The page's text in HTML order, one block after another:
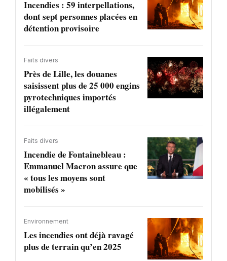
Incendies : 59 interpellations,
dont sept personnes placées en
détention provisoire
Faits divers
Près de Lille, les douanes
saisissent plus de 25 000 engins
pyrotechniques importés
illégalement
Faits divers
Incendie de Fontainebleau :
Emmanuel Macron assure que
« tous les moyens sont
mobilisés »
Environnement
Les incendies ont déjà ravagé
plus de terrain qu’en 2025